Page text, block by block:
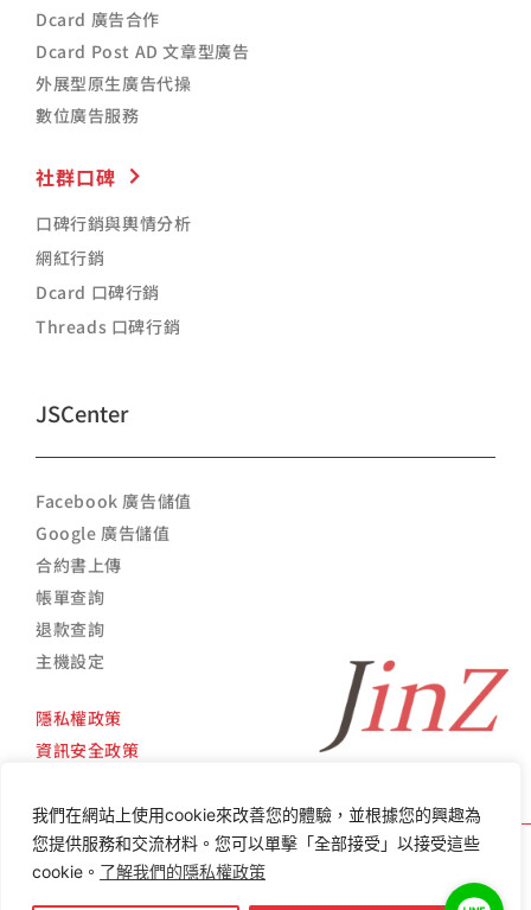
我們在網站上使用cookie來改善您的體驗，並根據您的興趣為
您提供服務和交流材料。您可以單擊「全部接受」以接受這些
cookie。 了解我們的隱私權政策
Dcard 廣告合作
Dcard Post AD 文章型廣告
外展型原生廣告代操
數位廣告服務
社群口碑
口碑行銷與輿情分析
網紅行銷
Dcard 口碑行銷
Threads 口碑行銷
JSCenter
Facebook 廣告儲值
Google 廣告儲值
合約書上傳
帳單查詢
退款查詢
主機設定
隱私權政策
資訊安全政策
Copyright ©2014 -